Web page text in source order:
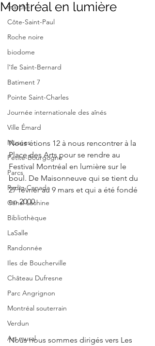
marche
Côte-Saint-Paul
Roche noire
biodome
l’île Saint-Bernard
Batiment 7
Pointe Saint-Charles
Journée internationale des aînés
Ville Émard
Musées
Petite-Bourgogne
Parcs
Radio-Canada
Canal Lachine
Bibliothèque
LaSalle
Randonnée
Iles de Boucherville
Château Dufresne
Parc Angrignon
Montréal souterrain
Verdun
Art mural
Montréal en lumière
Nous étions 12 à nous rencontrer à la
Place des Arts pour se rendre au
Festival Montréal en lumière sur le
boul. De Maisonneuve qui se tient du
27 février au 9 mars et qui a été fondé
en 2000.
Nous nous sommes dirigés vers Les